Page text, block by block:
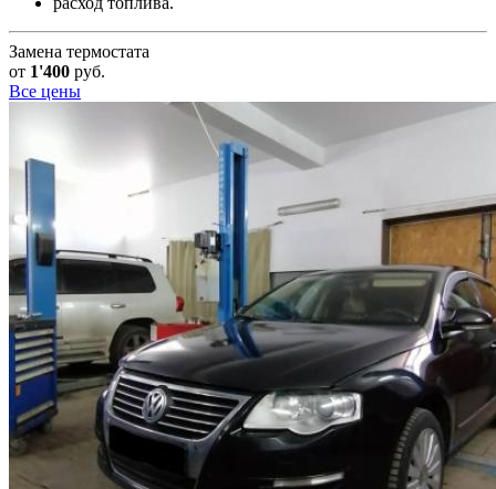
Замена термостата
от 1'400 руб.
Все цены